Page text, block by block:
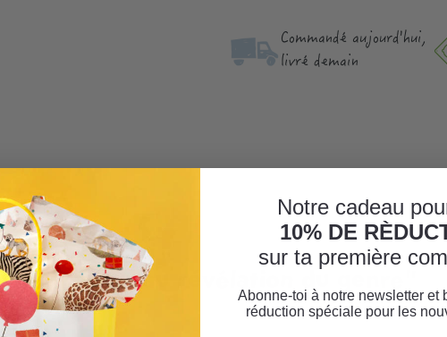
Commandé aujourd'hui,
livré demain
gâteau révélation du genre"
Notre cadeau
10% DE
sur ta première
Abonne-toi à notre newsletter et
réduction spéciale pour les